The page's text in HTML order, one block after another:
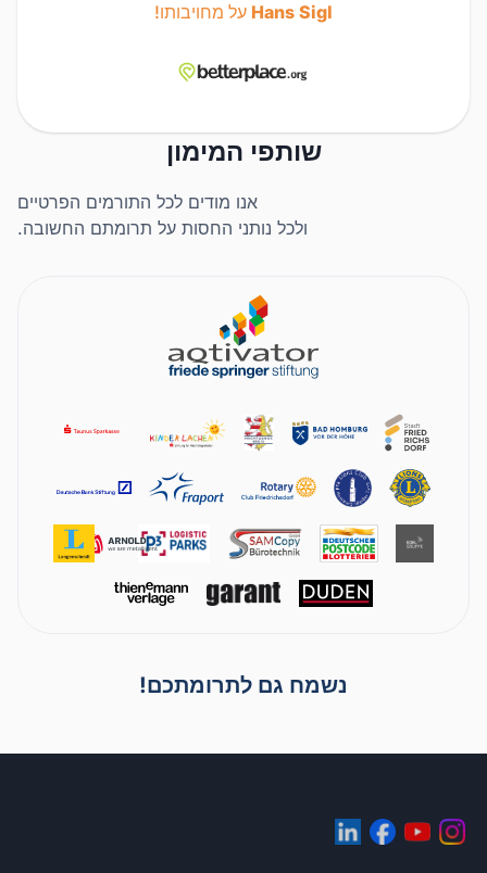
Hans Sigl על מחויבותו!
שותפי המימון
אנו מודים לכל התורמים הפרטיים
ולכל נותני החסות על תרומתם החשובה.
נשמח גם לתרומתכם!